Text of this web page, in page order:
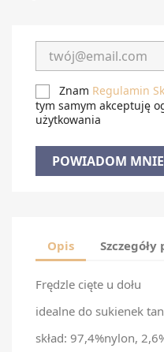
Znam Regulamin
tym samym akceptuję
użytkowania
POWIADOM
Opis
Frędzle cięte u dołu
idealne do sukienek
skład: 97,4%nylon,